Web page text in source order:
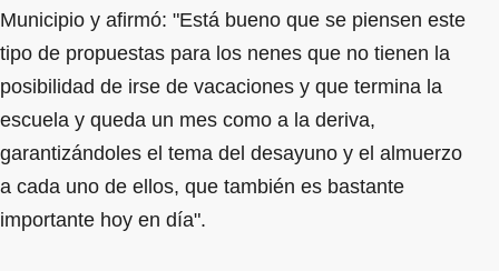
Municipio y afirmó: "Está bueno que se piensen este
tipo de propuestas para los nenes que no tienen la
posibilidad de irse de vacaciones y que termina la
escuela y queda un mes como a la deriva,
garantizándoles el tema del desayuno y el almuerzo
a cada uno de ellos, que también es bastante
importante hoy en día".